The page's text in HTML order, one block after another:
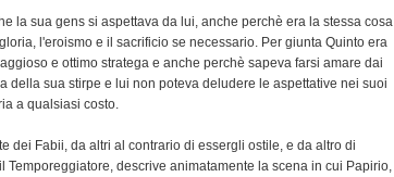
la sua gens si aspettava da lui, anche perchè era la stessa cosa
l'eroismo e il sacrificio se necessario. Per giunta Quinto era
e ottimo stratega e anche perchè sapeva farsi amare dai
della sua stirpe e lui non poteva deludere le aspettative nei suoi
a qualsiasi costo.
dei Fabii, da altri al contrario di essergli ostile, e da altro di
descrive animatamente la scena in cui Papirio,